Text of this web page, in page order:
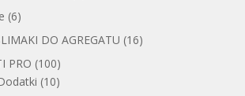
(6)
DO AGREGATU (16)
PRO (100)
(10)